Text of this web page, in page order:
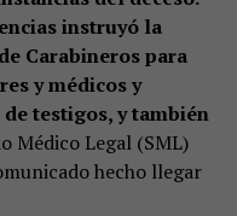
instruyó la
Carabineros para
y médicos y
testigos, y también
Médico Legal (SML)
hecho llegar